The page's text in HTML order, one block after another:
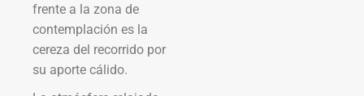
frente a la zona de
contemplación es la
cereza del recorrido por
su aporte cálido.